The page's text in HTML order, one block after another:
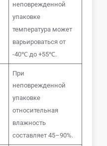
неповрежденной
упаковке
температура может
варьироваться от
-40℃ до +55℃.
При
неповрежденной
упаковке
относительная
влажность
составляет 45–90%.